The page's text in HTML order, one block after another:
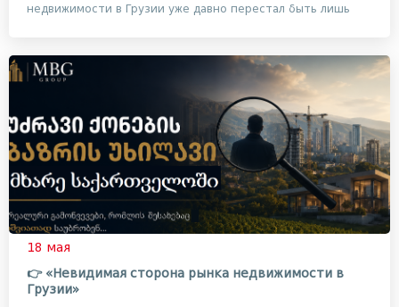
недвижимости в Грузии уже давно перестал быть лишь
18 мая
👉 «Невидимая сторона рынка недвижимости в
Грузии»